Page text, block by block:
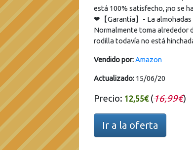
está 100% satisfecho, ¡no se
❤【Garantía】- La almohadas
Normalmente toma alrededor
rodilla todavía no está
Vendido por:Amazon
Actualizado: 15/06/20
Precio: 12,55€(16,99€)
Ir a la oferta